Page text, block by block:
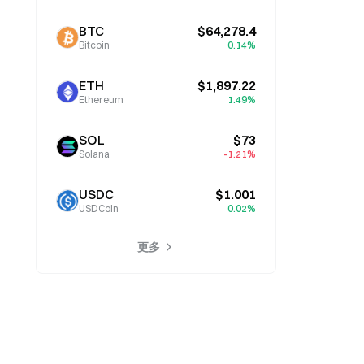
BTC
Bitcoin
$64,278.4
0.14%
ETH
Ethereum
$1,897.22
1.49%
SOL
Solana
$73
-1.21%
USDC
USDCoin
$1.001
0.02%
更多